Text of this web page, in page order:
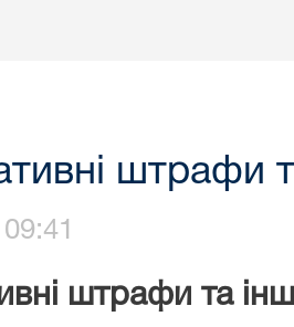
штрафи
штрафи та